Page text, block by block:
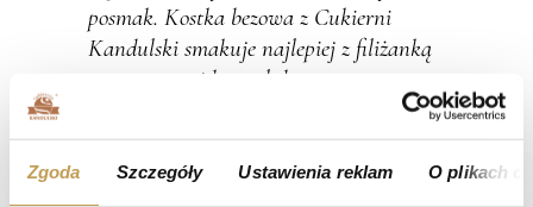
Zgoda Szczegóły Ustawienia reklam O plikach
posmak. Kostka bezowa z Cukierni
Kandulski smakuje najlepiej z filiżanką
aromatycznej kawy lub owocową
Kategorie: Ciasta